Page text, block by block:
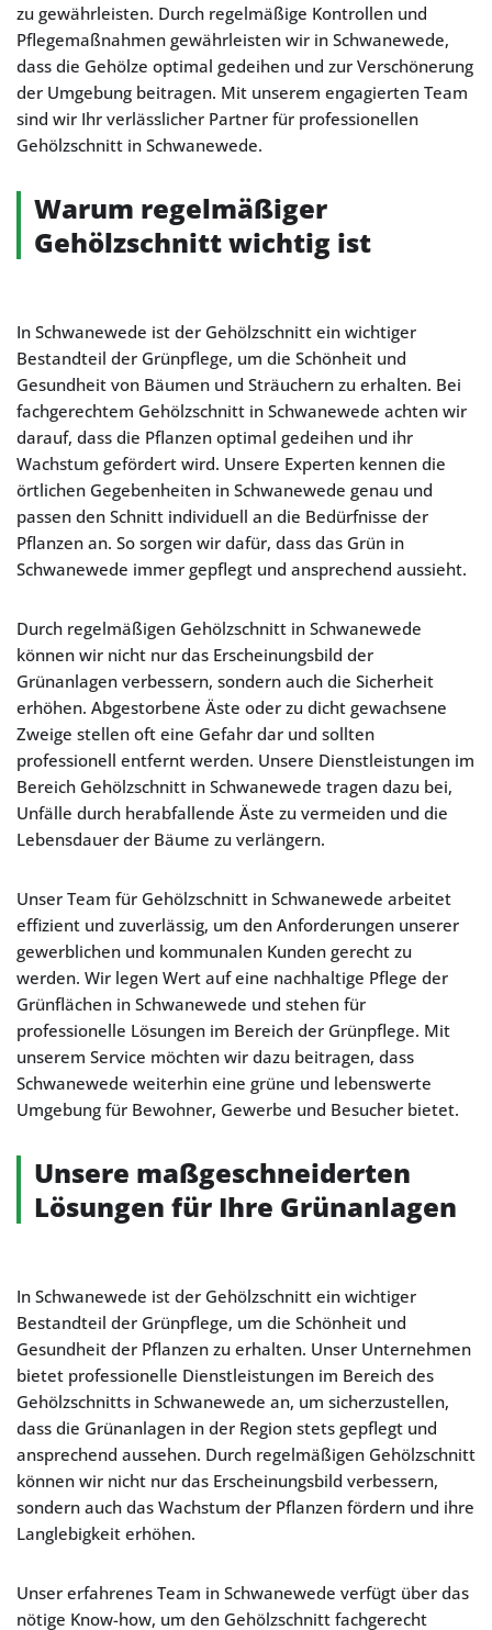
zu gewährleisten. Durch regelmäßige Kontrollen und
Pflegemaßnahmen gewährleisten wir in Schwanewede,
dass die Gehölze optimal gedeihen und zur Verschönerung
der Umgebung beitragen. Mit unserem engagierten Team
sind wir Ihr verlässlicher Partner für professionellen
Gehölzschnitt in Schwanewede.
Warum regelmäßiger
Gehölzschnitt wichtig ist
In Schwanewede ist der Gehölzschnitt ein wichtiger
Bestandteil der Grünpflege, um die Schönheit und
Gesundheit von Bäumen und Sträuchern zu erhalten. Bei
fachgerechtem Gehölzschnitt in Schwanewede achten wir
darauf, dass die Pflanzen optimal gedeihen und ihr
Wachstum gefördert wird. Unsere Experten kennen die
örtlichen Gegebenheiten in Schwanewede genau und
passen den Schnitt individuell an die Bedürfnisse der
Pflanzen an. So sorgen wir dafür, dass das Grün in
Schwanewede immer gepflegt und ansprechend aussieht.
Durch regelmäßigen Gehölzschnitt in Schwanewede
können wir nicht nur das Erscheinungsbild der
Grünanlagen verbessern, sondern auch die Sicherheit
erhöhen. Abgestorbene Äste oder zu dicht gewachsene
Zweige stellen oft eine Gefahr dar und sollten
professionell entfernt werden. Unsere Dienstleistungen im
Bereich Gehölzschnitt in Schwanewede tragen dazu bei,
Unfälle durch herabfallende Äste zu vermeiden und die
Lebensdauer der Bäume zu verlängern.
Unser Team für Gehölzschnitt in Schwanewede arbeitet
effizient und zuverlässig, um den Anforderungen unserer
gewerblichen und kommunalen Kunden gerecht zu
werden. Wir legen Wert auf eine nachhaltige Pflege der
Grünflächen in Schwanewede und stehen für
professionelle Lösungen im Bereich der Grünpflege. Mit
unserem Service möchten wir dazu beitragen, dass
Schwanewede weiterhin eine grüne und lebenswerte
Umgebung für Bewohner, Gewerbe und Besucher bietet.
Unsere maßgeschneiderten
Lösungen für Ihre Grünanlagen
In Schwanewede ist der Gehölzschnitt ein wichtiger
Bestandteil der Grünpflege, um die Schönheit und
Gesundheit der Pflanzen zu erhalten. Unser Unternehmen
bietet professionelle Dienstleistungen im Bereich des
Gehölzschnitts in Schwanewede an, um sicherzustellen,
dass die Grünanlagen in der Region stets gepflegt und
ansprechend aussehen. Durch regelmäßigen Gehölzschnitt
können wir nicht nur das Erscheinungsbild verbessern,
sondern auch das Wachstum der Pflanzen fördern und ihre
Langlebigkeit erhöhen.
Unser erfahrenes Team in Schwanewede verfügt über das
nötige Know-how, um den Gehölzschnitt fachgerecht